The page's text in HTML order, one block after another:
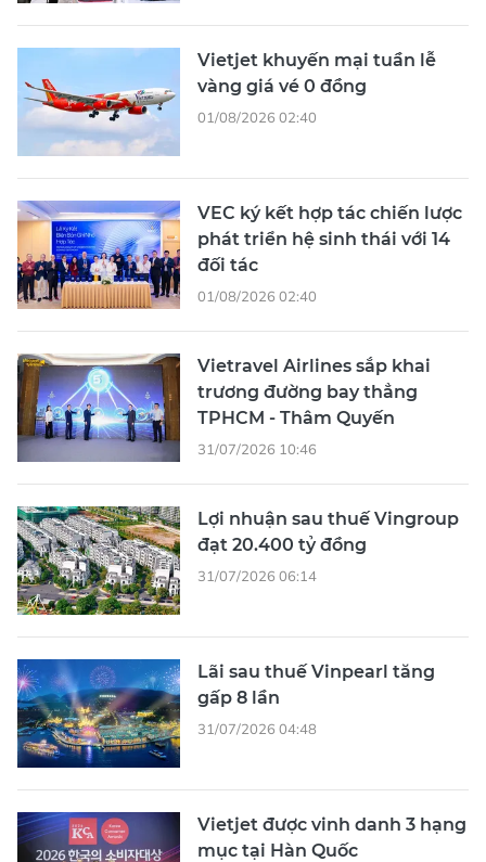
Vietjet khuyến mại tuần lễ
vàng giá vé 0 đồng
01/08/2026 02:40
VEC ký kết hợp tác chiến lược
phát triển hệ sinh thái với 14
đối tác
01/08/2026 02:40
Vietravel Airlines sắp khai
trương đường bay thẳng
TPHCM - Thâm Quyến
31/07/2026 10:46
Lợi nhuận sau thuế Vingroup
đạt 20.400 tỷ đồng
31/07/2026 06:14
Lãi sau thuế Vinpearl tăng
gấp 8 lần
31/07/2026 04:48
Vietjet được vinh danh 3 hạng
mục tại Hàn Quốc